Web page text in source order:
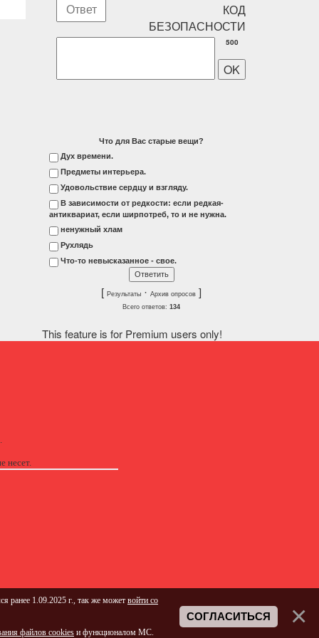
500
Что для Вас старые вещи?
Дух времени.
Предметы интерьера.
Удовольствие сердцу и взгляду.
В зависимости от редкости: если редкая-
антиквариат, если ширпотреб, то и не нужна.
ненужный хлам
Рухлядь
Что-то невысказанное - свое.
[Результаты ·Архив опросов ]
Всего ответов:134
This feature is for Premium users only!
несет.
ранее 1.09.2025 г., так же может войти со
файлов cookies и функционалом МС.
СОГЛАСИТЬСЯ